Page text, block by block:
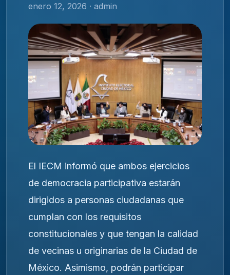
enero 12, 2026 · admin
El IECM informó que ambos ejercicios
de democracia participativa estarán
dirigidos a personas ciudadanas que
cumplan con los requisitos
constitucionales y que tengan la calidad
de vecinas u originarias de la Ciudad de
México. Asimismo, podrán participar